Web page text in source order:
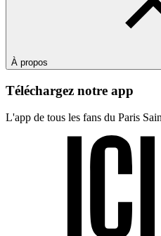
À propos
Téléchargez notre app
L'app de tous les fans du Paris